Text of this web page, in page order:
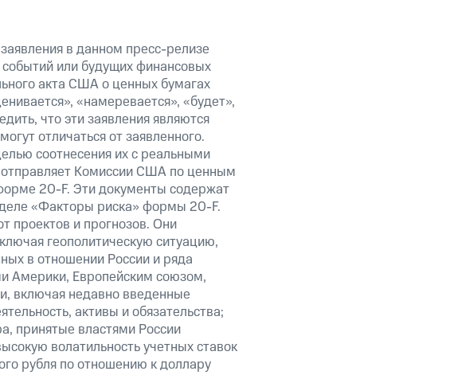
в данном пресс-релизе
или будущих финансовых
акта США о ценных бумагах
«намеревается», «будет»,
что эти заявления являются
отличаться от заявленного.
соотнесения их с реальными
Комиссии США по ценным
20-F. Эти документы содержат
«Факторы риска» формы 20-F.
проектов и прогнозов. Они
геополитическую ситуацию,
в отношении России и ряда
Америки, Европейским союзом,
включая недавно введенные
активы и обязательства;
принятые властями России
волатильность учетных ставок
рубля по отношению к доллару